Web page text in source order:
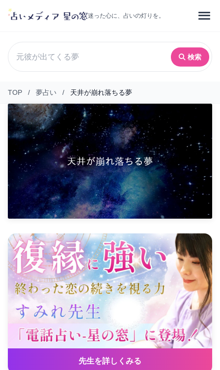
迷った心に、占いの灯りを。
検索
TOP / 夢占い / 天井が崩れ落ちる夢
先生を詳しくみる